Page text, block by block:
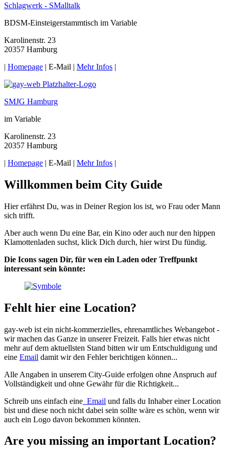
Schlagwerk - SMalltalk
BDSM-Einsteigerstammtisch im Variable
Karolinenstr. 23
20357 Hamburg
| Homepage | E-Mail | Mehr Infos |
SMJG Hamburg
im Variable
Karolinenstr. 23
20357 Hamburg
| Homepage | E-Mail | Mehr Infos |
Willkommen beim City Guide
Hier erfährst Du, was in Deiner Region los ist, wo Frau oder Mann
sich trifft.
Aber auch wenn Du eine Bar, ein Kino oder auch nur den hippen
Klamottenladen suchst, klick Dich durch, hier wirst Du fündig.
Die Icons sagen Dir, für wen ein Laden oder Treffpunkt
interessant sein könnte:
Fehlt hier eine Location?
gay-web ist ein nicht-kommerzielles, ehrenamtliches Webangebot -
wir machen das Ganze in unserer Freizeit. Falls hier etwas nicht
mehr auf dem aktuellsten Stand bitten wir um Entschuldigung und
eine Email damit wir den Fehler berichtigen können...
Alle Angaben in unserem City-Guide erfolgen ohne Anspruch auf
Vollständigkeit und ohne Gewähr für die Richtigkeit...
Schreib uns einfach eine Email und falls du Inhaber einer Location
bist und diese noch nicht dabei sein sollte wäre es schön, wenn wir
auch ein Logo davon bekommen könnten.
Are you missing an important Location?